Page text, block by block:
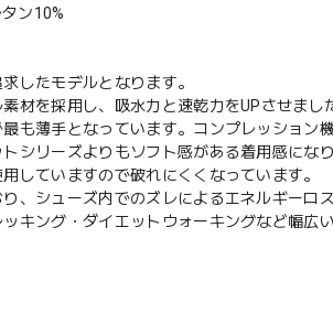
ン10%
したモデルとなります。
材を採用し、吸水力と速乾力をUPさせまし
も薄手となっています。コンプレッション
シリーズよりもソフト感がある着用感になり
していますので破れにくくなっています。
、シューズ内でのズレによるエネルギーロス
キング・ダイエットウォーキングなど幅広